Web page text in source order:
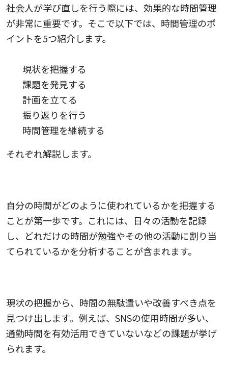
社会人が学び直しを行う際には、効果的な時間管理
が非常に重要です。そこで以下では、時間管理のポ
イントを5つ紹介します。
現状を把握する
課題を発見する
計画を立てる
振り返りを行う
時間管理を継続する
それぞれ解説します。
自分の時間がどのように使われているかを把握する
ことが第一歩です。これには、日々の活動を記録
し、どれだけの時間が勉強やその他の活動に割り当
てられているかを分析することが含まれます。
現状の把握から、時間の無駄遣いや改善すべき点を
見つけ出します。例えば、SNSの使用時間が多い、
通勤時間を有効活用できていないなどの課題が挙げ
られます。